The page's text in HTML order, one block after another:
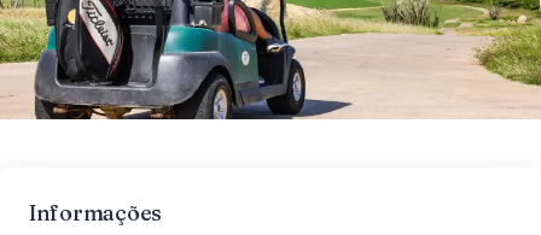
Informações